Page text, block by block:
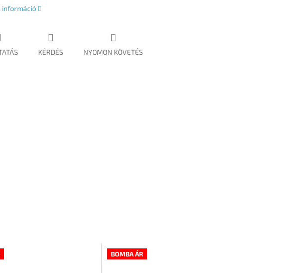
információ
KÉRDÉS NYOMON KÖVETÉS
BOMBA ÁR